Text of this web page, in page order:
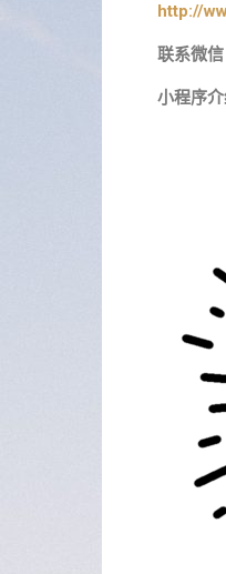
http://
联系微
小程序介